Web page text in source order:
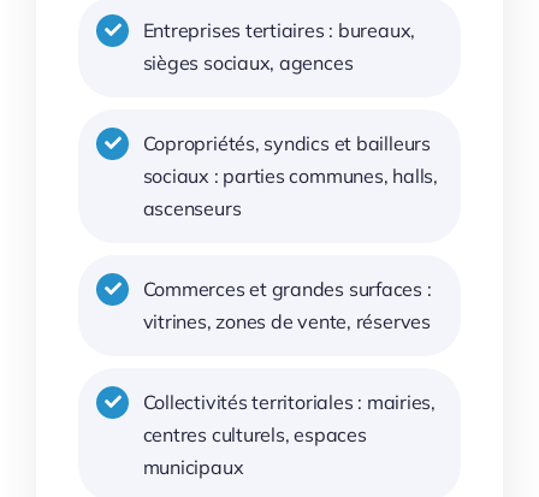
Entreprises tertiaires : bureaux,
sièges sociaux, agences
Copropriétés, syndics et bailleurs
sociaux : parties communes, halls,
ascenseurs
Commerces et grandes surfaces :
vitrines, zones de vente, réserves
Collectivités territoriales : mairies,
centres culturels, espaces
municipaux